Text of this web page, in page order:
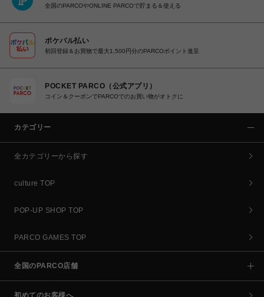
全国のPARCOやONLINE PARCOで貯まる＆使える
ポケパル払い
初回登録＆お買物で最大1,500円分のPARCOポイント進呈
POCKET PARCO（公式アプリ）
コイン＆クーポンでPARCOでのお買い物がオトクに
カテゴリー
全カテゴリーから探す
culture TOP
POP-UP SHOP TOP
PARCO GAMES TOP
全国のPARCO店舗